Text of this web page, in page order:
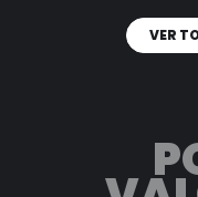
VER